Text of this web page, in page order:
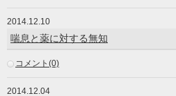
2014.12.10
喘息と薬に対する無知
コメント(0)
2014.12.04